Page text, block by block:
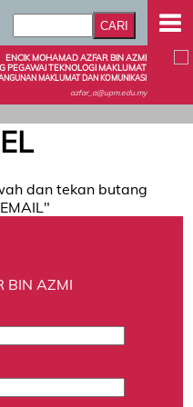
ENCIK MOHAMAD AZFAR BIN AZMI
PEGAWAI TEKNOLOGI MAKLUMAT
MAKLUMAT DAN KOMUNIKASI
azfar_a@upm.edu.my
dan tekan butang
BIN AZMI